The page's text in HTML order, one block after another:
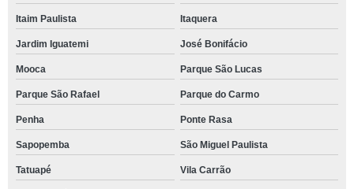
Itaim Paulista Itaquera
Jardim Iguatemi José Bonifácio
Mooca Parque São Lucas
Parque São Rafael Parque do Carmo
Penha Ponte Rasa
Sapopemba São Miguel Paulista
Tatuapé Vila Carrão